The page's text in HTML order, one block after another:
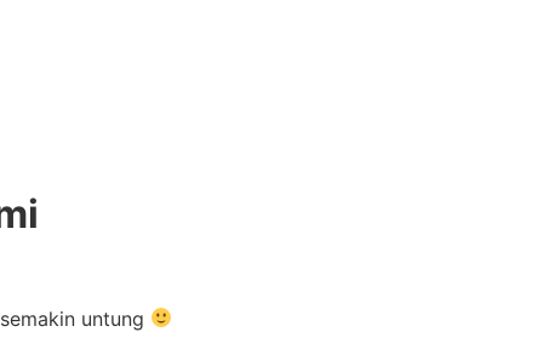
untung